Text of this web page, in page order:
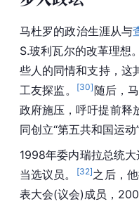
马杜罗的政治生涯从与
S.玻利瓦尔的改革理想
些人的同情和支持，这
工友探监。
[30]随后，
政府施压，呼吁提前释
同创立“第五共和国运动
1998年委内瑞拉总统
当选议员。
[32]之后，
表大会(议会)成员，